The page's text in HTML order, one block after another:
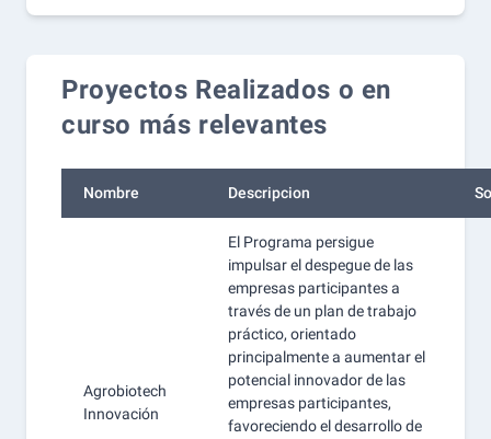
Proyectos Realizados o en
curso más relevantes
Nombre Descripcion
Agrobiotech
Innovación
El Programa persigue
impulsar el despegue de las
empresas participantes a
través de un plan de trabajo
práctico, orientado
principalmente a aumentar el
potencial innovador de las
empresas participantes,
favoreciendo el desarrollo de